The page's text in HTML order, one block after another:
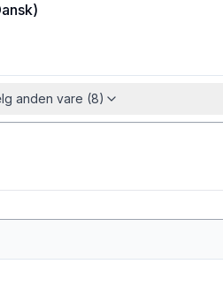
)
anden vare (8)